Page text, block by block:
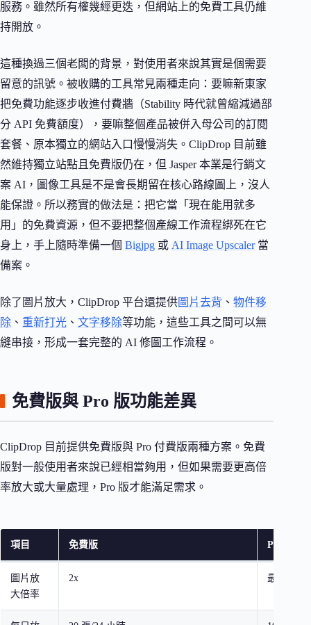
服務。雖然所有權幾經更迭，但網站上的免費工具仍維
持開放。
這種換過三個老闆的背景，對使用者來說其實是個需要
留意的訊號。被收購的工具常見兩種走向：要嘛新東家
把免費功能逐步收進付費牆（Stability 時代就曾縮減過部
分 API 免費額度），要嘛整個產品被併入母公司的訂閱
套餐、原本獨立的網站入口慢慢消失。ClipDrop 目前雖
然維持獨立站點且免費版仍在，但 Jasper 本業是行銷文
案 AI，圖像工具是不是會長期留在核心路線圖上，沒人
能保證。所以務實的做法是：把它當「現在能用就多
用」的免費資源，但不要把整個產線工作流程綁死在它
身上，手上隨時準備一個 Bigjpg 或 AI Image Upscaler當
備案。
除了圖片放大，ClipDrop 平台還提供圖片去背 、 物件移
除 、 重新打光 、 文字移除等功能，這些工具之間可以無
縫串接，形成一套完整的 AI 修圖工作流程。
免費版與 Pro 版功能差異
ClipDrop 目前提供免費版與 Pro 付費版兩種方案。免費
版對一般使用者來說已經相當夠用，但如果需要更高倍
率放大或大量處理，Pro 版才能滿足需求。
項目 免費版 Pro 版
圖片放
大倍率
2x 最高 16x